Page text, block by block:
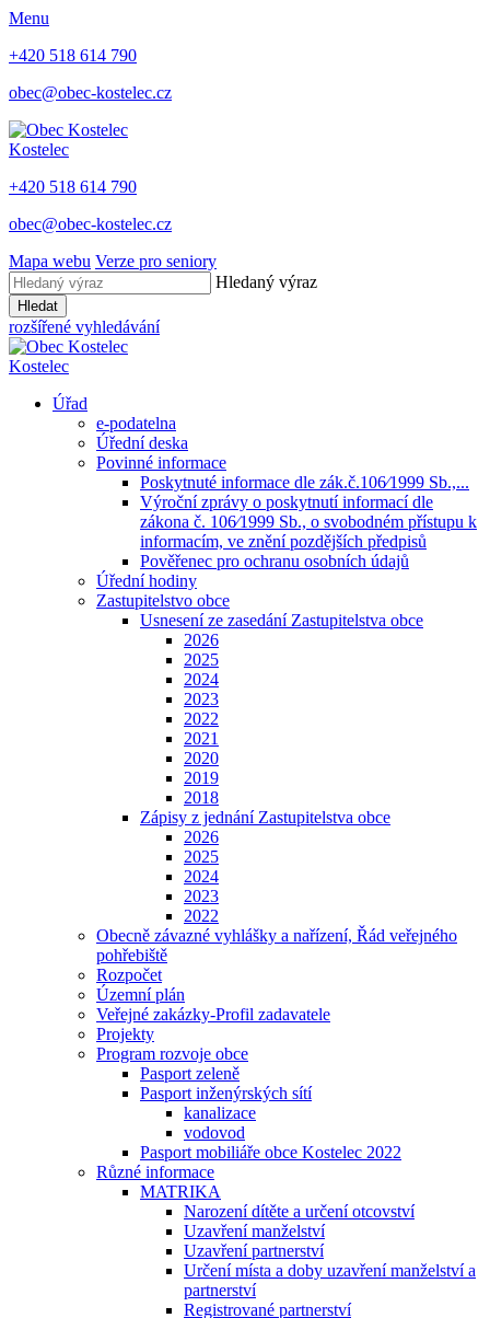
Menu
+420 518 614 790
obec@obec-kostelec.cz
Kostelec
+420 518 614 790
obec@obec-kostelec.cz
Mapa webu Verze pro seniory
Hledaný výraz
Hledat
rozšířené vyhledávání
Kostelec
Úřad
e-podatelna
Úřední deska
Povinné informace
Poskytnuté informace dle zák.č.106⁄1999 Sb.,...
Výroční zprávy o poskytnutí informací dle
zákona č. 106⁄1999 Sb., o svobodném přístupu k
informacím, ve znění pozdějších předpisů
Pověřenec pro ochranu osobních údajů
Úřední hodiny
Zastupitelstvo obce
Usnesení ze zasedání Zastupitelstva obce
2026
2025
2024
2023
2022
2021
2020
2019
2018
Zápisy z jednání Zastupitelstva obce
2026
2025
2024
2023
2022
Obecně závazné vyhlášky a nařízení, Řád veřejného
pohřebiště
Rozpočet
Územní plán
Veřejné zakázky-Profil zadavatele
Projekty
Program rozvoje obce
Pasport zeleně
Pasport inženýrských sítí
kanalizace
vodovod
Pasport mobiliáře obce Kostelec 2022
Různé informace
MATRIKA
Narození dítěte a určení otcovství
Uzavření manželství
Uzavření partnerství
Určení místa a doby uzavření manželství a
partnerství
Registrované partnerství